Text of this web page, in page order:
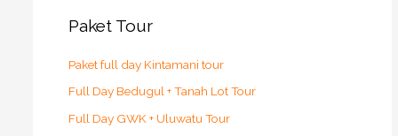
Paket Tour
Paket full day Kintamani tour
Full Day Bedugul + Tanah Lot Tour
Full Day GWK + Uluwatu Tour